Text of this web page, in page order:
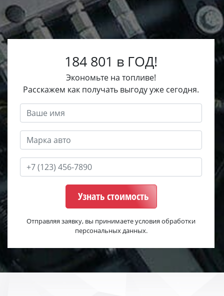
184 801 в ГОД!
Экономьте на топливе!
Расскажем как получать выгоду уже сегодня.
Узнать стоимость
Отправляя заявку, вы принимаете условия обработки
персональных данных.